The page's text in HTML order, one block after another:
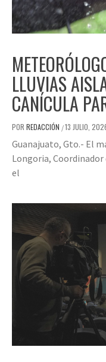
LLUVIAS
CANÍCULA
POR REDACCIÓN /13 JULIO,
Guanajuato, Gto.- El
Longoria, Coordinador
el